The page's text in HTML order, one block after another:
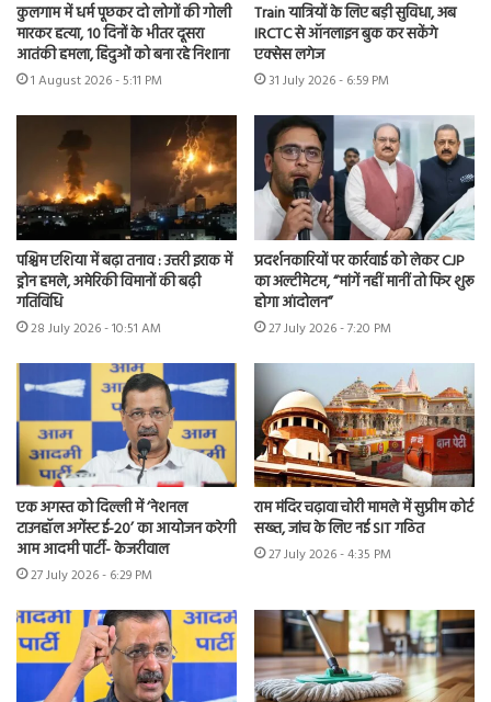
कुलगाम में धर्म पूछकर दो लोगों की गोली
मारकर हत्या, 10 दिनों के भीतर दूसरा
आतंकी हमला, हिंदुओं को बना रहे निशाना
1 August 2026 - 5:11 PM
Train यात्रियों के लिए बड़ी सुविधा, अब
IRCTC से ऑनलाइन बुक कर सकेंगे
एक्सेस लगेज
31 July 2026 - 6:59 PM
पश्चिम एशिया में बढ़ा तनाव : उत्तरी इराक में
ड्रोन हमले, अमेरिकी विमानों की बढ़ी
गतिविधि
28 July 2026 - 10:51 AM
प्रदर्शनकारियों पर कार्रवाई को लेकर CJP
का अल्टीमेटम, “मांगें नहीं मानीं तो फिर शुरू
होगा आंदोलन”
27 July 2026 - 7:20 PM
एक अगस्त को दिल्ली में ‘नेशनल
टाउनहॉल अगेंस्ट ई-20’ का आयोजन करेगी
आम आदमी पार्टी- केजरीवाल
27 July 2026 - 6:29 PM
राम मंदिर चढ़ावा चोरी मामले में सुप्रीम कोर्ट
सख्त, जांच के लिए नई SIT गठित
27 July 2026 - 4:35 PM